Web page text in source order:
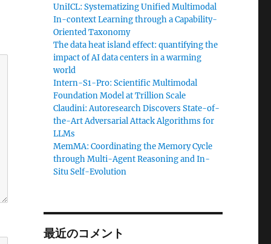
UniICL: Systematizing Unified Multimodal
In-context Learning through a Capability-
Oriented Taxonomy
The data heat island effect: quantifying the
impact of AI data centers in a warming
world
Intern-S1-Pro: Scientific Multimodal
Foundation Model at Trillion Scale
Claudini: Autoresearch Discovers State-of-
the-Art Adversarial Attack Algorithms for
LLMs
MemMA: Coordinating the Memory Cycle
through Multi-Agent Reasoning and In-
Situ Self-Evolution
最近のコメント